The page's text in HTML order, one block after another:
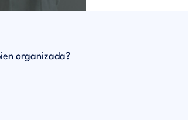
organizada?